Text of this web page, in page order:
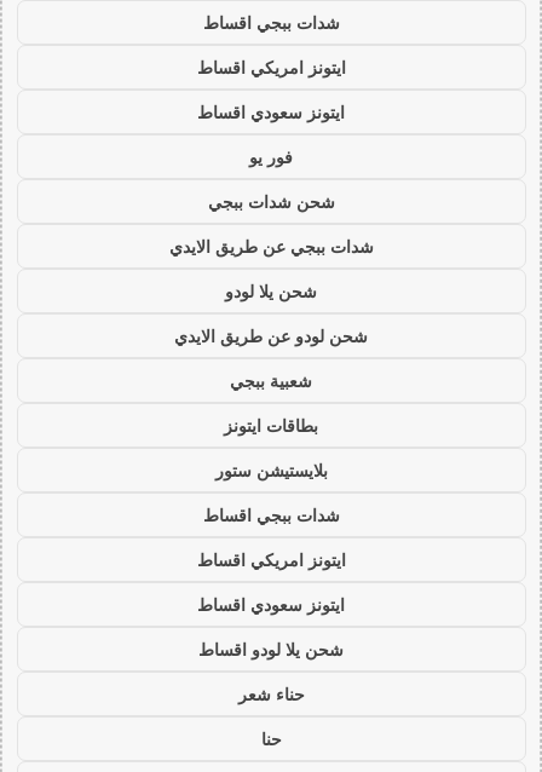
شدات ببجي اقساط
ايتونز امريكي اقساط
ايتونز سعودي اقساط
فور يو
شحن شدات ببجي
شدات ببجي عن طريق الايدي
شحن يلا لودو
شحن لودو عن طريق الايدي
شعبية ببجي
بطاقات ايتونز
بلايستيشن ستور
شدات ببجي اقساط
ايتونز امريكي اقساط
ايتونز سعودي اقساط
شحن يلا لودو اقساط
حناء شعر
حنا